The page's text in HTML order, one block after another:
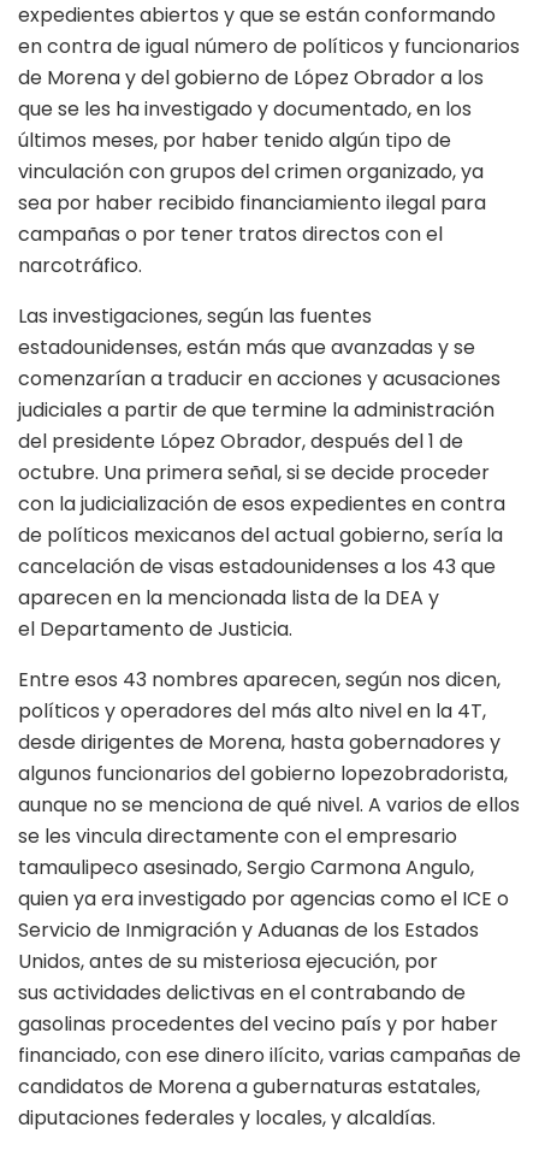
expedientes abiertos y que se están conformando
en contra de igual número de políticos y funcionarios
de Morena y del gobierno de López Obrador a los
que se les ha investigado y documentado, en los
últimos meses, por haber tenido algún tipo de
vinculación con grupos del crimen organizado, ya
sea por haber recibido financiamiento ilegal para
campañas o por tener tratos directos con el
narcotráfico.
Las investigaciones, según las fuentes
estadounidenses, están más que avanzadas y se
comenzarían a traducir en acciones y acusaciones
judiciales a partir de que termine la administración
del presidente López Obrador, después del 1 de
octubre. Una primera señal, si se decide proceder
con la judicialización de esos expedientes en contra
de políticos mexicanos del actual gobierno, sería la
cancelación de visas estadounidenses a los 43 que
aparecen en la mencionada lista de la DEA y
el Departamento de Justicia.
Entre esos 43 nombres aparecen, según nos dicen,
políticos y operadores del más alto nivel en la 4T,
desde dirigentes de Morena, hasta gobernadores y
algunos funcionarios del gobierno lopezobradorista,
aunque no se menciona de qué nivel. A varios de ellos
se les vincula directamente con el empresario
tamaulipeco asesinado, Sergio Carmona Angulo,
quien ya era investigado por agencias como el ICE o
Servicio de Inmigración y Aduanas de los Estados
Unidos, antes de su misteriosa ejecución, por
sus actividades delictivas en el contrabando de
gasolinas procedentes del vecino país y por haber
financiado, con ese dinero ilícito, varias campañas de
candidatos de Morena a gubernaturas estatales,
diputaciones federales y locales, y alcaldías.